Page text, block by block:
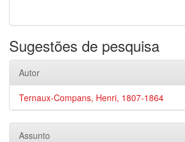
Sugestões de pesquisa
Autor
Ternaux-Compans, Henri, 1807-1864
Assunto